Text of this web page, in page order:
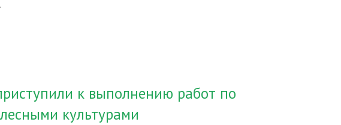
к выполнению работ по
культурами